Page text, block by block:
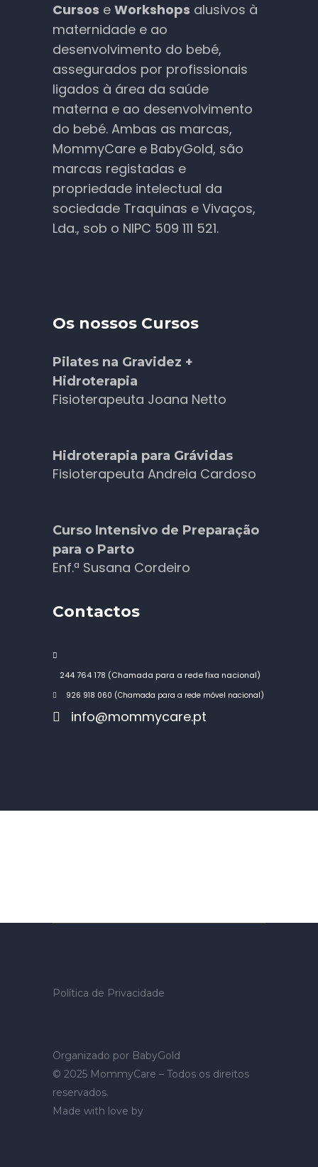
Cursos e Workshops alusivos à
maternidade e ao
desenvolvimento do bebé,
assegurados por profissionais
ligados à área da saúde
materna e ao desenvolvimento
do bebé. Ambas as marcas,
MommyCare e BabyGold, são
marcas registadas e
propriedade intelectual da
sociedade Traquinas e Vivaços,
Lda., sob o NIPC 509 111 521.
Os nossos Cursos
Pilates na Gravidez +
Hidroterapia
Fisioterapeuta Joana Netto
Hidroterapia para Grávidas
Fisioterapeuta Andreia Cardoso
Curso Intensivo de Preparação
para o Parto
Enf.ª Susana Cordeiro
Contactos
244 764 178 (Chamada para a rede fixa nacional)
926 918 060 (Chamada para a rede móvel nacional)
info@mommycare.pt
Política de Privacidade
Organizado por BabyGold
© 2025 MommyCare – Todos os direitos
reservados.
Made with love by